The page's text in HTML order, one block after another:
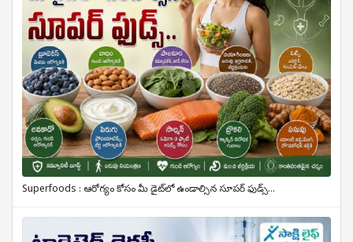
Superfoods : ఆరోగ్యం కోసం మీ డైట్‌లో ఉండాల్సిన సూపర్ ఫుడ్స్...